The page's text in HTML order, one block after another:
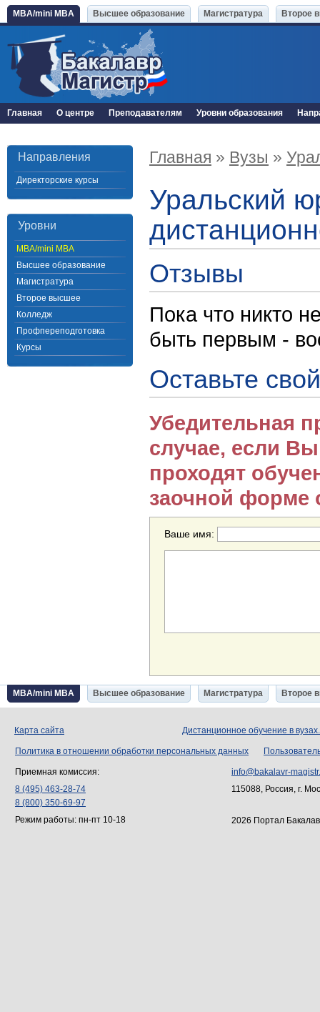
MBA/mini MBA Высшее образование Магистратура Второе
Главная О центре Преподавателям Уровни образования
Направления
Директорские курсы
Уровни
MBA/mini MBA
Высшее образование
Магистратура
Второе высшее
Колледж
Профпереподготовка
Курсы
Главная » Вузы »
Уральский
Отзывы
Пока что никто
быть первым -
Оставьте
Убедительная
случае, если
проходят
заочной форме
Ваше имя:
MBA/mini MBA Высшее образование Магистратура Второе
Карта сайта Дистанционное обучение в
Политика в отношении обработки персональных данных
Приемная комиссия:
8 (495) 463-28-74
8 (800) 350-69-97
Режим работы: пн-пт 10-18
info@bakalavr-
115088, Россия, г.
2026 Портал